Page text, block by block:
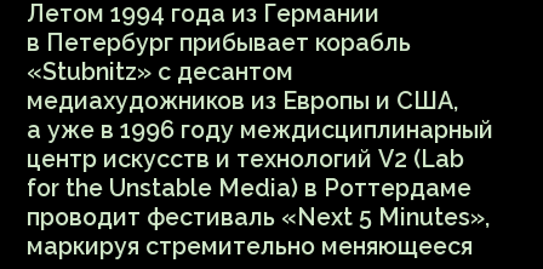
Лекция посвящена истории
петербургского медиа-арта 90х
и позволит новыми глазами увидеть
некоторые медиа-проекты, сделанные
в то время.
Цифровые медиа